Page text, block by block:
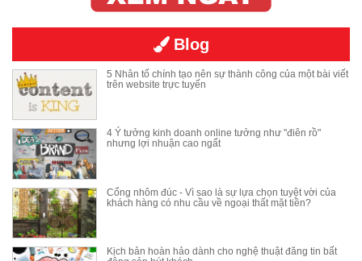
Blog
5 Nhân tố chính tạo nên sự thành công của một bài viết
trên website trực tuyến
4 Ý tưởng kinh doanh online tưởng như "điên rồ"
nhưng lợi nhuận cao ngất
Cổng nhôm đúc - Vì sao là sự lựa chọn tuyệt vời của
khách hàng có nhu cầu về ngoại thất mặt tiền?
Kịch bản hoàn hảo dành cho nghệ thuật đăng tin bất